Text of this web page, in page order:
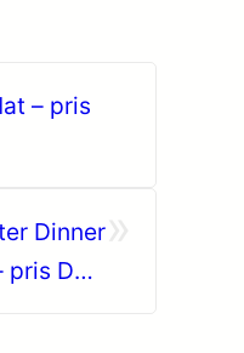
– pris
Dinner
DKK